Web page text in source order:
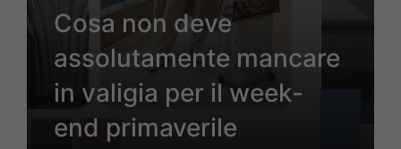
Cosa non deve
assolutamente mancare
in valigia per il week-
end primaverile